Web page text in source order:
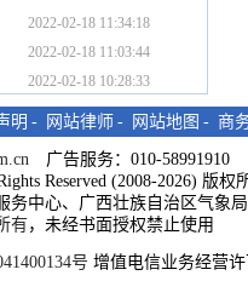
2022-02-18 11:34:18
2022-02-18 11:03:44
2022-02-18 10:28:33
明 - 网站律师 - 网站地图 - 商
广告服务：010-58991910
Reserved (2008-2026) 版权
务中心、广西壮族自治区气象局
有，未经书面授权禁止使用
号 增值电信业务经营